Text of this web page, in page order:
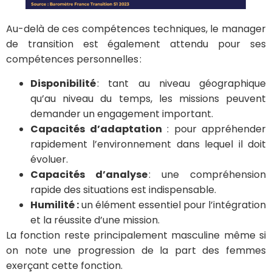
Au-delà de ces compétences techniques, le manager
de transition est également attendu pour ses
compétences personnelles :
Disponibilité: tant au niveau géographique
qu’au niveau du temps, les missions peuvent
demander un engagement important.
Capacités d’adaptation : pour appréhender
rapidement l’environnement dans lequel il doit
évoluer.
Capacités d’analyse: une compréhension
rapide des situations est indispensable.
Humilité :unélément essentiel pour l’intégration
et la réussite d’une mission.
La fonction reste principalement masculine même si
on note une progression de la part des femmes
exerçant cette fonction.